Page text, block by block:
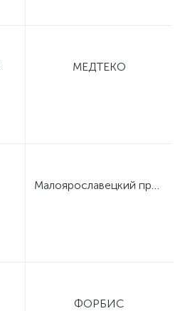
МЕДТЕКО
Малоярославецкий приборный завод
ФОРБИС